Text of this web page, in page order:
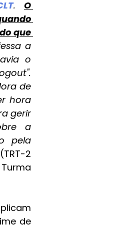
. O
que
a
o
de
hora
gerir
a
pela
Turma
de